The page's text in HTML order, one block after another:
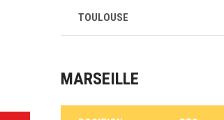
TOULOUSE
MARSEILLE